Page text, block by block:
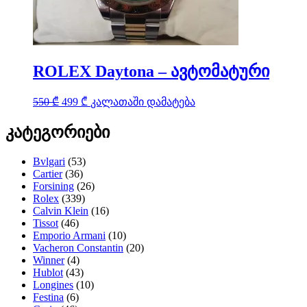
ROLEX Daytona – ავტომატური
550₾ Original
was:
550 ₾.
499 ₾ Current
price
is:
499 ₾.
კალათაში დამატება
კატეგორიები
Bvlgari (53)
Cartier (36)
Forsining (26)
Rolex (339)
Calvin Klein (16)
Tissot (46)
Emporio Armani (10)
Vacheron Constantin (20)
Winner (4)
Hublot (43)
Longines (10)
Festina (6)